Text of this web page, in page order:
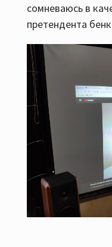
сомневаюсь в
претендента